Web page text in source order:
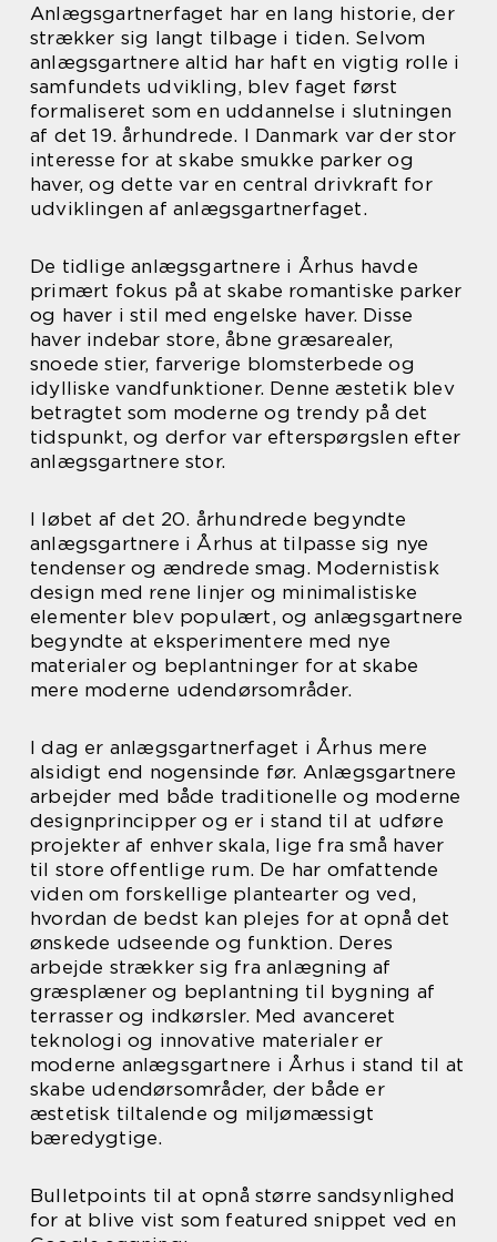
Anlægsgartnerfaget har en lang historie, der
strækker sig langt tilbage i tiden. Selvom
anlægsgartnere altid har haft en vigtig rolle i
samfundets udvikling, blev faget først
formaliseret som en uddannelse i slutningen
af det 19. århundrede. I Danmark var der stor
interesse for at skabe smukke parker og
haver, og dette var en central drivkraft for
udviklingen af anlægsgartnerfaget.
De tidlige anlægsgartnere i Århus havde
primært fokus på at skabe romantiske parker
og haver i stil med engelske haver. Disse
haver indebar store, åbne græsarealer,
snoede stier, farverige blomsterbede og
idylliske vandfunktioner. Denne æstetik blev
betragtet som moderne og trendy på det
tidspunkt, og derfor var efterspørgslen efter
anlægsgartnere stor.
I løbet af det 20. århundrede begyndte
anlægsgartnere i Århus at tilpasse sig nye
tendenser og ændrede smag. Modernistisk
design med rene linjer og minimalistiske
elementer blev populært, og anlægsgartnere
begyndte at eksperimentere med nye
materialer og beplantninger for at skabe
mere moderne udendørsområder.
I dag er anlægsgartnerfaget i Århus mere
alsidigt end nogensinde før. Anlægsgartnere
arbejder med både traditionelle og moderne
designprincipper og er i stand til at udføre
projekter af enhver skala, lige fra små haver
til store offentlige rum. De har omfattende
viden om forskellige plantearter og ved,
hvordan de bedst kan plejes for at opnå det
ønskede udseende og funktion. Deres
arbejde strækker sig fra anlægning af
græsplæner og beplantning til bygning af
terrasser og indkørsler. Med avanceret
teknologi og innovative materialer er
moderne anlægsgartnere i Århus i stand til at
skabe udendørsområder, der både er
æstetisk tiltalende og miljømæssigt
bæredygtige.
Bulletpoints til at opnå større sandsynlighed
for at blive vist som featured snippet ved en